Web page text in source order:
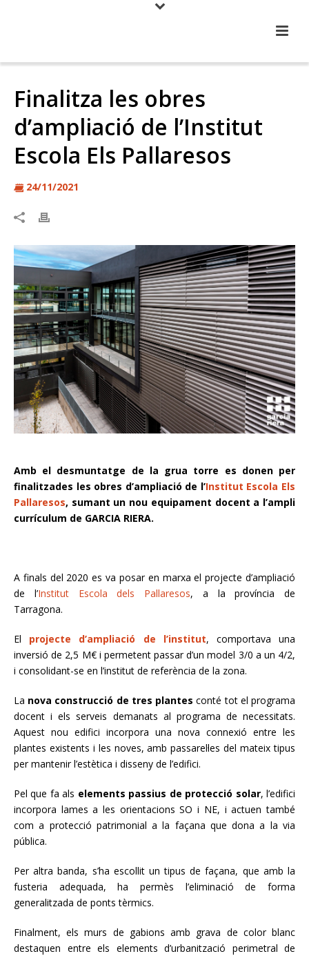
Finalitza les obres
d’ampliació de l’Institut
Escola Els Pallaresos
24/11/2021
Amb el desmuntatge de la grua torre es donen per
finalitzades les obres d’ampliació de l’Institut Escola Els
Pallaresos, sumant un nou equipament docent a l’ampli
currículum de GARCIA RIERA.
A finals del 2020 es va posar en marxa el projecte d’ampliació
de l’Institut Escola dels Pallaresos, a la província de
Tarragona.
El projecte d’ampliació de l’institut, comportava una
inversió de 2,5 M€ i permetent passar d’un model 3/0 a un 4/2,
i consolidant-se en l’institut de referència de la zona.
La nova construcció de tres plantes conté tot el programa
docent i els serveis demanats al programa de necessitats.
Aquest nou edifici incorpora una nova connexió entre les
plantes existents i les noves, amb passarel·les del mateix tipus
per mantenir l’estètica i disseny de l’edifici.
Pel que fa als elements passius de protecció solar, l’edifici
incorpora lames a les orientacions SO i NE, i actuen també
com a protecció patrimonial a la façana que dona a la via
pública.
Per altra banda, s’ha escollit un tipus de façana, que amb la
fusteria adequada, ha permès l’eliminació de forma
generalitzada de ponts tèrmics.
Finalment, els murs de gabions amb grava de color blanc
destaquen entre els elements d’urbanització perimetral de